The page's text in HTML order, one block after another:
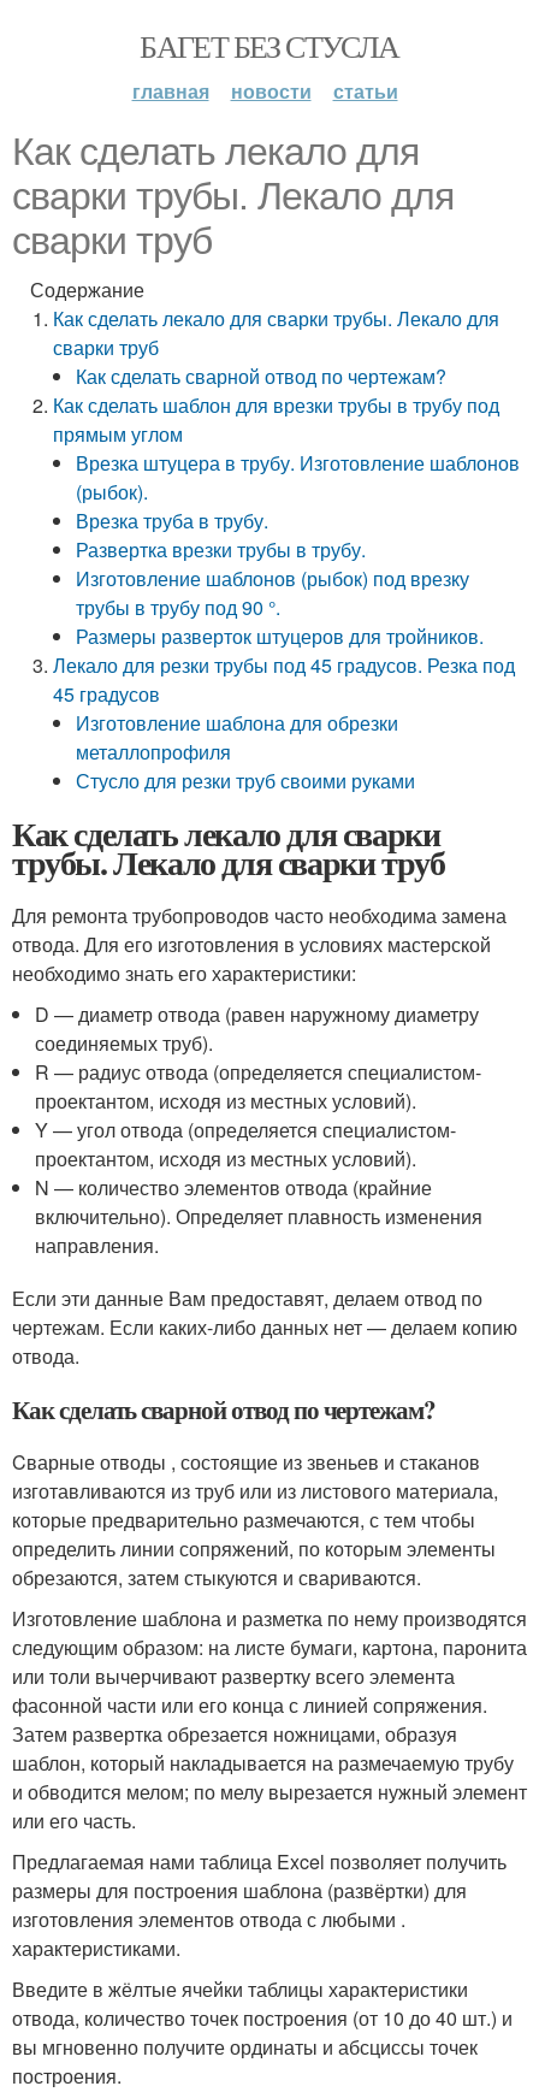
БАГЕТ БЕЗ СТУСЛА
главная новости статьи
Как сделать лекало для
сварки трубы. Лекало для
сварки труб
Содержание
Как сделать лекало для сварки трубы. Лекало для
сварки труб
Как сделать сварной отвод по чертежам?
Как сделать шаблон для врезки трубы в трубу под
прямым углом
Врезка штуцера в трубу. Изготовление шаблонов
(рыбок).
Врезка труба в трубу.
Развертка врезки трубы в трубу.
Изготовление шаблонов (рыбок) под врезку
трубы в трубу под 90 °.
Размеры разверток штуцеров для тройников.
Лекало для резки трубы под 45 градусов. Резка под
45 градусов
Изготовление шаблона для обрезки
металлопрофиля
Стусло для резки труб своими руками
Как сделать лекало для сварки
трубы. Лекало для сварки труб
Для ремонта трубопроводов часто необходима замена
отвода. Для его изготовления в условиях мастерской
необходимо знать его характеристики:
D — диаметр отвода (равен наружному диаметру
соединяемых труб).
R — радиус отвода (определяется специалистом-
проектантом, исходя из местных условий).
Y — угол отвода (определяется специалистом-
проектантом, исходя из местных условий).
N — количество элементов отвода (крайние
включительно). Определяет плавность изменения
направления.
Если эти данные Вам предоставят, делаем отвод по
чертежам. Если каких-либо данных нет — делаем копию
отвода.
Как сделать сварной отвод по чертежам?
Cварные отводы , состоящие из звеньев и стаканов
изготавливаются из труб или из листового материала,
которые предварительно размечаются, с тем чтобы
определить линии сопряжений, по которым элементы
обрезаются, затем стыкуются и свариваются.
Изготовление шаблона и разметка по нему производятся
следующим образом: на листе бумаги, картона, паронита
или толи вычерчивают развертку всего элемента
фасонной части или его конца с линией сопряжения.
Затем развертка обрезается ножницами, образуя
шаблон, который накладывается на размечаемую трубу
и обводится мелом; по мелу вырезается нужный элемент
или его часть.
Предлагаемая нами таблица Excel позволяет получить
размеры для построения шаблона (развёртки) для
изготовления элементов отвода с любыми .
характеристиками.
Введите в жёлтые ячейки таблицы характеристики
отвода, количество точек построения (от 10 до 40 шт.) и
вы мгновенно получите ординаты и абсциссы точек
построения.